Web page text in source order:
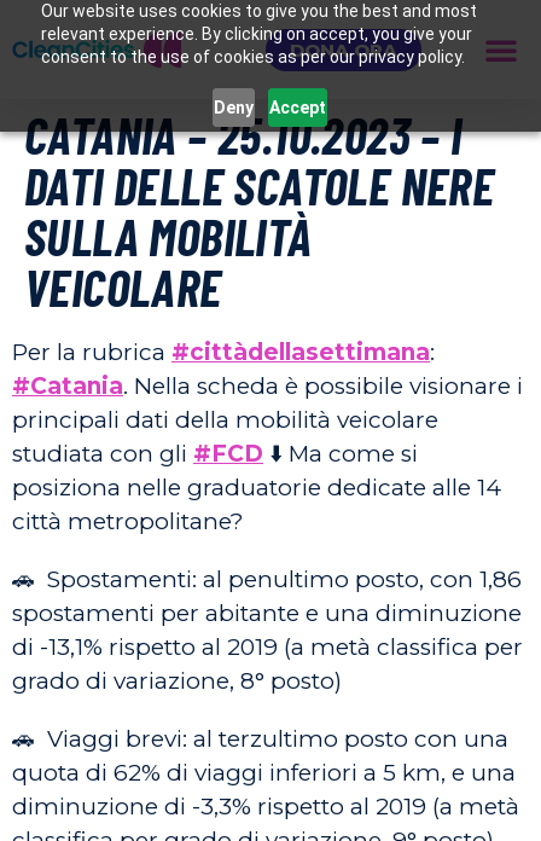
Our website uses cookies to give you the best and most
relevant experience. By clicking on accept, you give your
consent to the use of cookies as per our privacy policy.
Deny Accept
DONA ORA
CATANIA – 25.10.2023 – I
DATI DELLE SCATOLE NERE
SULLA MOBILITÀ
VEICOLARE
Per la rubrica #cittàdellasettimana:
#Catania. Nella scheda è possibile visionare i
principali dati della mobilità veicolare
studiata con gli #FCD ⬇️ Ma come si
posiziona nelle graduatorie dedicate alle 14
città metropolitane?
🚗 Spostamenti: al penultimo posto, con 1,86
spostamenti per abitante e una diminuzione
di -13,1% rispetto al 2019 (a metà classifica per
grado di variazione, 8° posto)
🚗 Viaggi brevi: al terzultimo posto con una
quota di 62% di viaggi inferiori a 5 km, e una
diminuzione di -3,3% rispetto al 2019 (a metà